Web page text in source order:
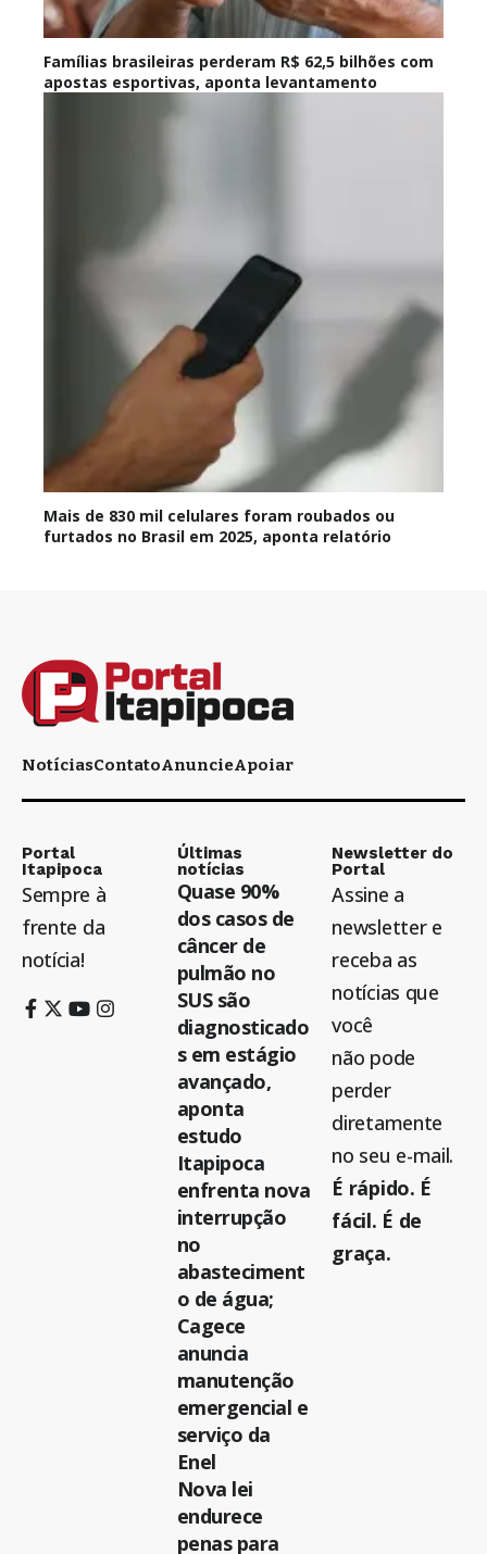
Famílias brasileiras perderam R$ 62,5 bilhões com
apostas esportivas, aponta levantamento
Mais de 830 mil celulares foram roubados ou
furtados no Brasil em 2025, aponta relatório
NotíciasContatoAnuncieApoiar
Portal
Itapipoca
Sempre à
frente da
notícia!
Últimas
notícias
Quase 90%
dos casos de
câncer de
pulmão no
SUS são
diagnosticado
s em estágio
avançado,
aponta
estudo
Itapipoca
enfrenta nova
interrupção
no
abasteciment
o de água;
Cagece
anuncia
manutenção
emergencial e
serviço da
Enel
Nova lei
endurece
penas para
Newsletter do
Portal
Assine a
newsletter e
receba as
notícias que
você
não pode
perder
diretamente
no seu e-mail.
É rápido. É
fácil. É de
graça.